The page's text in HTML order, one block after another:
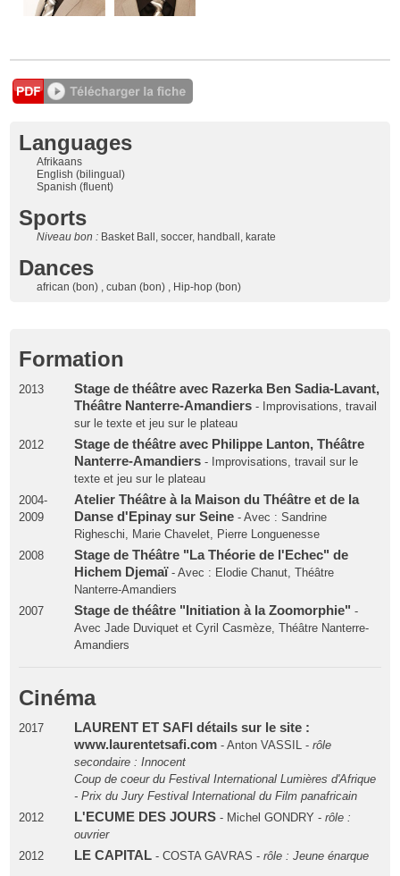
Languages
Afrikaans
English (bilingual)
Spanish (fluent)
Sports
Niveau bon : Basket Ball, soccer, handball, karate
Dances
african (bon) , cuban (bon) , Hip-hop (bon)
Formation
2013
Stage de théâtre avec Razerka Ben Sadia-Lavant,
Théâtre Nanterre-Amandiers- Improvisations, travail
sur le texte et jeu sur le plateau
2012
Stage de théâtre avec Philippe Lanton, Théâtre
Nanterre-Amandiers- Improvisations, travail sur le
texte et jeu sur le plateau
2004-
2009
Atelier Théâtre à la Maison du Théâtre et de la
Danse d'Epinay sur Seine- Avec : Sandrine
Righeschi, Marie Chavelet, Pierre Longuenesse
2008
Stage de Théâtre "La Théorie de l'Echec" de
Hichem Djemaï- Avec : Elodie Chanut, Théâtre
Nanterre-Amandiers
2007
Stage de théâtre "Initiation à la Zoomorphie" -
Avec Jade Duviquet et Cyril Casmèze, Théâtre Nanterre-
Amandiers
Cinéma
2017
LAURENT ET SAFI détails sur le site :
www.laurentetsafi.com- Anton VASSIL - rôle
secondaire : Innocent
Coup de coeur du Festival International Lumières d'Afrique
- Prix du Jury Festival International du Film panafricain
2012
L'ECUME DES JOURS - Michel GONDRY - rôle :
ouvrier
2012
LE CAPITAL- COSTA GAVRAS - rôle : Jeune énarque